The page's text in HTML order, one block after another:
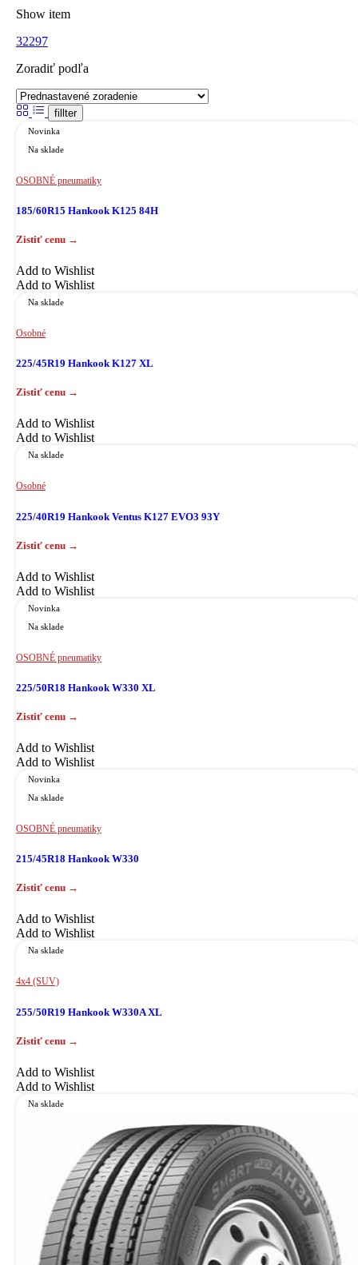
Show item
32297
Zoradiť podľa
fillter
Novinka
Na sklade
OSOBNÉ pneumatiky
185/60R15 Hankook K125 84H
Add to Wishlist
Add to Wishlist
Na sklade
Osobné
225/45R19 Hankook K127 XL
Add to Wishlist
Add to Wishlist
Na sklade
Osobné
225/40R19 Hankook Ventus K127 EVO3 93Y
Add to Wishlist
Add to Wishlist
Novinka
Na sklade
OSOBNÉ pneumatiky
225/50R18 Hankook W330 XL
Add to Wishlist
Add to Wishlist
Novinka
Na sklade
OSOBNÉ pneumatiky
215/45R18 Hankook W330
Add to Wishlist
Add to Wishlist
Na sklade
4x4 (SUV)
255/50R19 Hankook W330A XL
Add to Wishlist
Add to Wishlist
Na sklade